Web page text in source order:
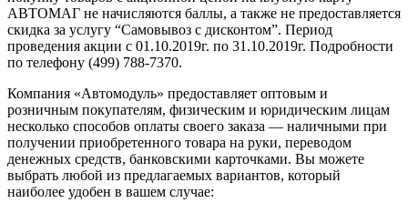
АВТОМАГ не начисляются баллы, а также не предоставляется
скидка за услугу “Самовывоз с дисконтом”. ‎Период
проведения ‎акции с 01.10.2019г. по 31.10.2019г. ‎Подробности
по ‎телефону (499) 788-7370.
Компания «Автомодуль» предоставляет оптовым и
розничным покупателям, физическим и юридическим лицам
несколько способов оплаты своего заказа — наличными при
получении приобретенного товара на руки, переводом
денежных средств, банковскими карточками. Вы можете
выбрать любой из предлагаемых вариантов, который
наиболее удобен в вашем случае: